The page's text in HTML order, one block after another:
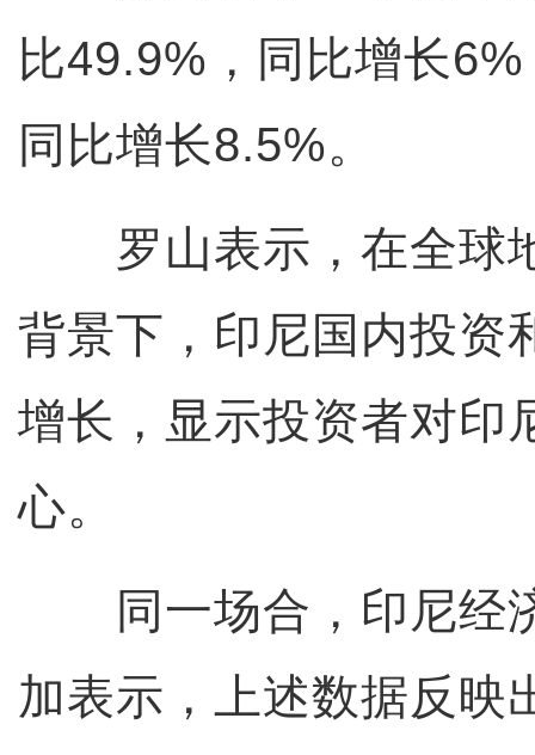
比49.9%，同比增长
同比增长8.5%。
罗山表示，在全球
背景下，印尼国内投资
增长，显示投资者对印
心。
同一场合，印尼经
加表示，上述数据反映